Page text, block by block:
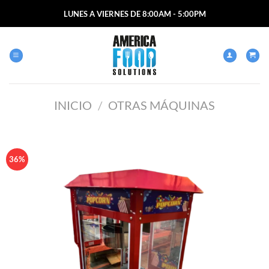
LUNES A VIERNES DE 8:00AM - 5:00PM
INICIO / OTRAS MÁQUINAS
36%